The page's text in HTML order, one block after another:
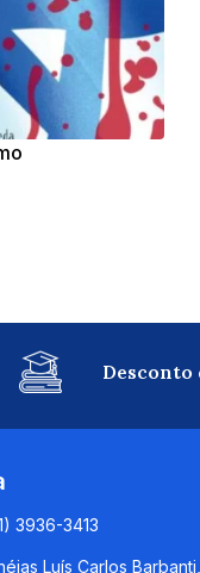
Desconto
3936-3413
Luís Carlos